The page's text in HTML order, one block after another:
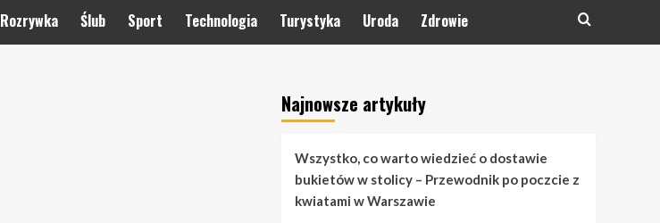
Rozrywka Ślub Sport Technologia Turystyka Uroda Zdrowie
Najnowsze artykuły
Wszystko, co warto wiedzieć o dostawie
bukietów w stolicy – Przewodnik po poczcie z
kwiatami w Warszawie